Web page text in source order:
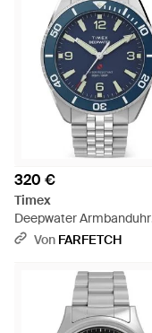
320 €
Timex
Deepwater Armbanduhr
40,5Mm - Blau
Von FARFETCH